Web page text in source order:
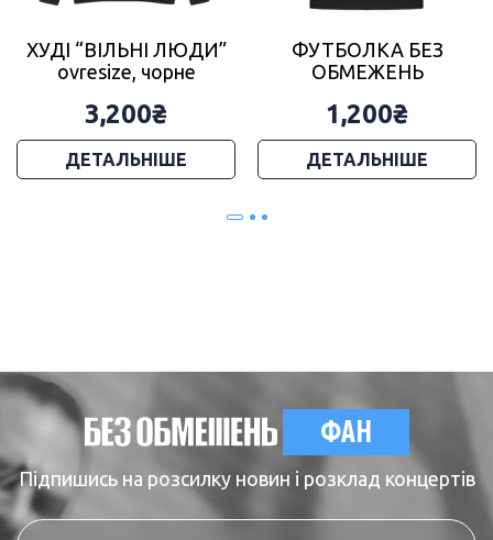
ХУДІ “ВІЛЬНІ ЛЮДИ”
ovresize, чорне
3,200₴
ДЕТАЛЬНІШЕ
ФУТБОЛКА БЕЗ
ОБМЕЖЕНЬ
1,200₴
ДЕТАЛЬНІШЕ
ФАН
Підпишись на розсилку новин і розклад концертів